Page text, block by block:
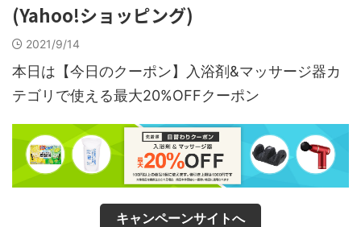
(Yahoo!ショッピング)
2021/9/14
本日は【今日のクーポン】入浴剤&マッサージ器カ
テゴリで使える最大20%OFFクーポン
キャンペーンサイトへ